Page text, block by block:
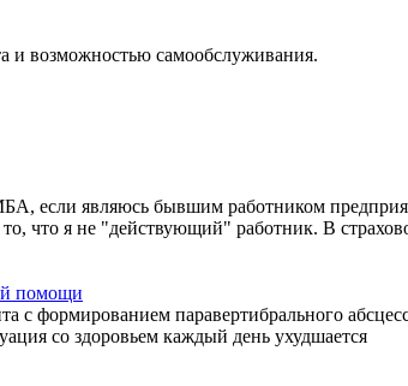
и возможностью самообслуживания.
если являюсь бывшим работником
то, что я не "действующий" работник. В
помощи
формированием паравертибрального
со здоровьем каждый день ухудшается